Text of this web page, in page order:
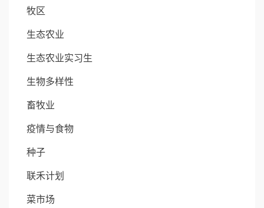
牧区
生态农业
生态农业实习生
生物多样性
畜牧业
疫情与食物
种子
联禾计划
菜市场